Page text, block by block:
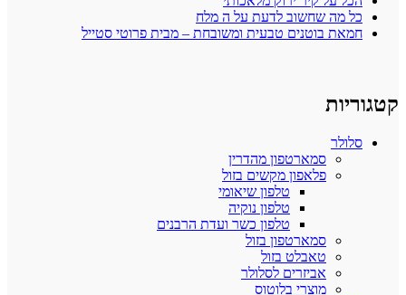
כל מה שחשוב לדעת על ה מלח
חמאת בוטנים טבעית ומשובחת – מבית פרוטי סטייל
קטגוריות
סלולר
סמארטפון מהדרין
פלאפון מקשים בזול
טלפון שיאומי
טלפון נוקיה
טלפון כשר ועדת הרבנים
סמארטפון בזול
טאבלט בזול
אביזרים לסלולר
מוצרי בלוטוס